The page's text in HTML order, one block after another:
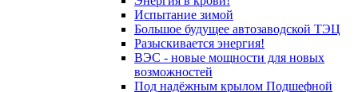
Испытание зимой
Большое будущее автозаводской ТЭЦ
Разыскивается энергия!
ВЭС - новые мощности для новых
возможностей
Под надёжным крылом Подшефной